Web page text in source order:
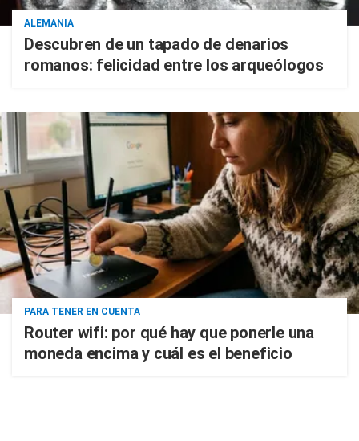
ALEMANIA
Descubren de un tapado de denarios
romanos: felicidad entre los arqueólogos
PARA TENER EN CUENTA
Router wifi: por qué hay que ponerle una
moneda encima y cuál es el beneficio